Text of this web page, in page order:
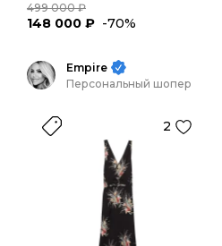
499 000 ₽
148 000 ₽ -70%
Empire
Персональный шопер
2